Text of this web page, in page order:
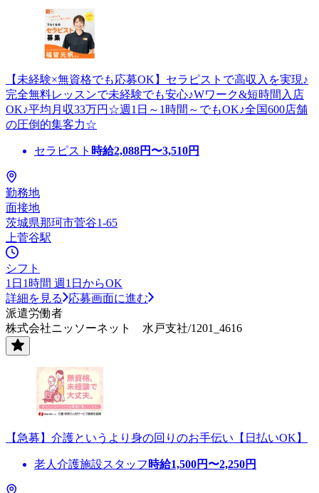
【未経験×無資格でも応募OK】セラピストで高収入を実現♪
完全無料レッスンで未経験でも安心♪Wワーク&短時間入店
OK♪平均月収33万円☆週1日～1時間～でもOK♪全国600店舗
の圧倒的集客力☆
セラピスト 時給2,088円〜3,510円
勤務地
面接地
茨城県那珂市菅谷1-65
上菅谷駅
シフト
1日1時間 週1日からOK
詳細を見る
応募画面に進む
派遣労働者
株式会社ニッソーネット 水戸支社/1201_4616
【急募】介護というより身の回りのお手伝い【日払いOK】
老人介護施設スタッフ 時給1,500円〜2,250円